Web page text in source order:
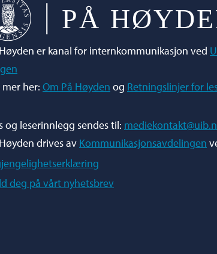
er kanal for internkommunikasjon ved
mer her: Om På Høyden og Retningslinjer for
og leserinnlegg sendes til:
drives av Kommunikasjonsavdelingen
deg på vårt nyhetsbrev